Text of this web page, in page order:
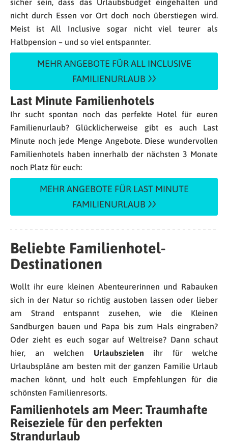
sicher sein, dass das Urlaubsbudget eingehalten und
nicht durch Essen vor Ort doch noch überstiegen wird.
Meist ist All Inclusive sogar nicht viel teurer als
Halbpension – und so viel entspannter.
MEHR ANGEBOTE FÜR ALL INCLUSIVE
FAMILIENURLAUB
Last Minute Familienhotels
Ihr sucht spontan noch das perfekte Hotel für euren
Familienurlaub? Glücklicherweise gibt es auch Last
Minute noch jede Menge Angebote. Diese wundervollen
Familienhotels haben innerhalb der nächsten 3 Monate
noch Platz für euch:
MEHR ANGEBOTE FÜR LAST MINUTE
FAMILIENURLAUB
Beliebte Familienhotel-
Destinationen
Wollt ihr eure kleinen Abenteurerinnen und Rabauken
sich in der Natur so richtig austoben lassen oder lieber
am Strand entspannt zusehen, wie die Kleinen
Sandburgen bauen und Papa bis zum Hals eingraben?
Oder zieht es euch sogar auf Weltreise? Dann schaut
hier, an welchen Urlaubszielen ihr für welche
Urlaubspläne am besten mit der ganzen Familie Urlaub
machen könnt, und holt euch Empfehlungen für die
schönsten Familienresorts.
Familienhotels am Meer: Traumhafte
Reiseziele für den perfekten
Strandurlaub